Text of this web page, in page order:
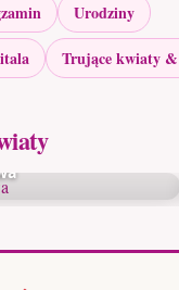
Urodziny
Trujące kwiaty